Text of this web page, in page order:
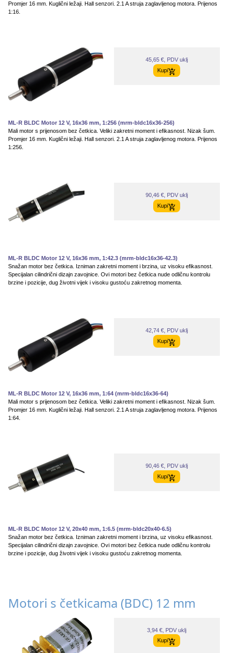
Promjer 16 mm. Kuglični ležaji. Hall senzori. 2.1 A struja zaglavljenog motora. Prijenos
1:16.
45,65 €, PDV uklj
Kupi
ML-R BLDC Motor 12 V, 16x36 mm, 1:256 (mrm-bldc16x36-256)
Mali motor s prijenosom bez četkica. Veliki zakretni moment i efikasnost. Nizak šum.
Promjer 16 mm. Kuglični ležaji. Hall senzori. 2.1 A struja zaglavljenog motora. Prijenos
1:256.
90,46 €, PDV uklj
Kupi
ML-R BLDC Motor 12 V, 16x36 mm, 1:42.3 (mrm-bldc16x36-42.3)
Snažan motor bez četkica. Izniman zakretni moment i brzina, uz visoku efikasnost.
Specijalan cilindrični dizajn zavojnice. Ovi motori bez četkica nude odličnu kontrolu
brzine i pozicije, dug životni vijek i visoku gustoću zakretnog momenta.
42,74 €, PDV uklj
Kupi
ML-R BLDC Motor 12 V, 16x36 mm, 1:64 (mrm-bldc16x36-64)
Mali motor s prijenosom bez četkica. Veliki zakretni moment i efikasnost. Nizak šum.
Promjer 16 mm. Kuglični ležaji. Hall senzori. 2.1 A struja zaglavljenog motora. Prijenos
1:64.
90,46 €, PDV uklj
Kupi
ML-R BLDC Motor 12 V, 20x40 mm, 1:6.5 (mrm-bldc20x40-6.5)
Snažan motor bez četkica. Izniman zakretni moment i brzina, uz visoku efikasnost.
Specijalan cilindrični dizajn zavojnice. Ovi motori bez četkica nude odličnu kontrolu
brzine i pozicije, dug životni vijek i visoku gustoću zakretnog momenta.
Motori s četkicama (BDC) 12 mm
3,94 €, PDV uklj
Kupi